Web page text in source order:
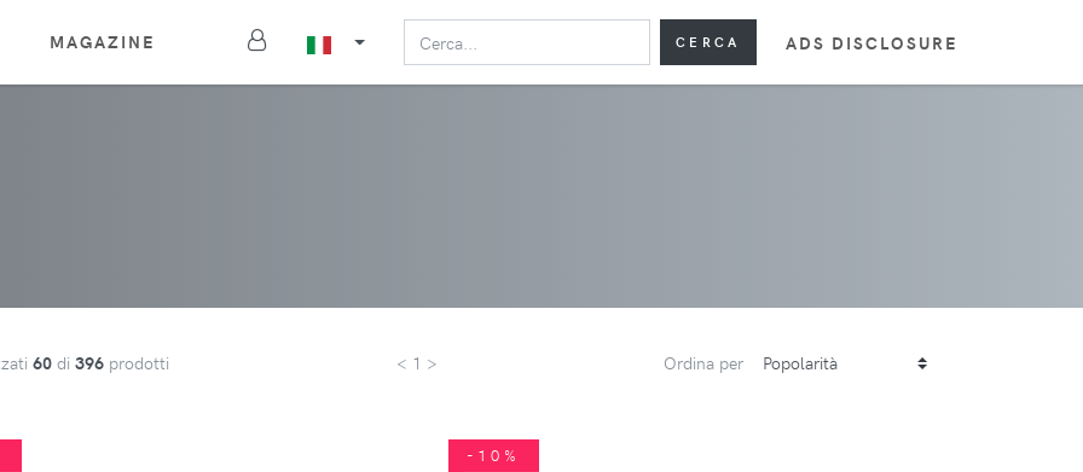
MAGAZINE CERCA ADS DISCLOSURE
60 di 396 prodotti < 1 > Ordina per
-10%